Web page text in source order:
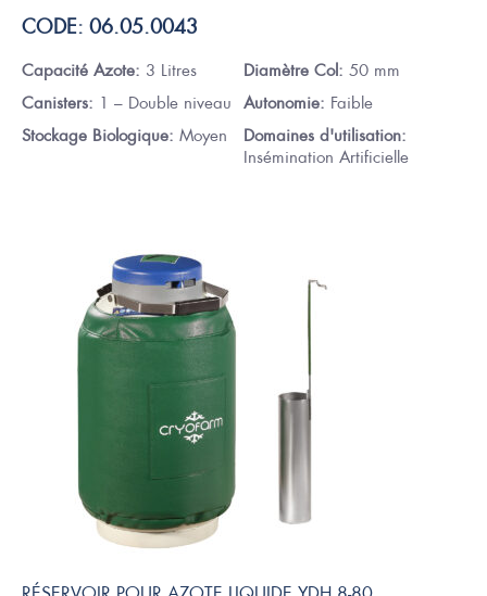
CODE: 06.05.0043
Capacité Azote: 3 Litres Diamètre Col: 50 mm
Canisters: 1 – Double niveau Autonomie: Faible
Stockage Biologique: Moyen
Domaines d'utilisation:
Insémination Artificielle